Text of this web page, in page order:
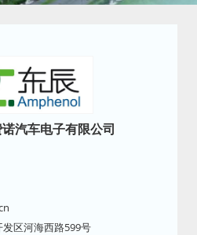
汽车电子有限公司
区河海西路599号